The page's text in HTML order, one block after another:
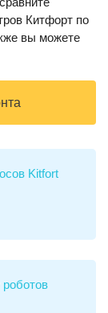
Китфорт по
вы можете
Kitfort